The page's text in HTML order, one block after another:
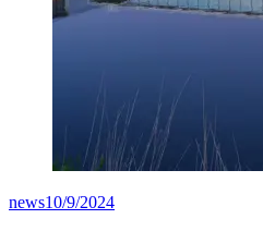
news10/9/2024